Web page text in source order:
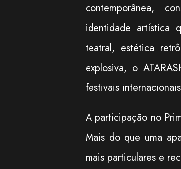
contemporânea,
identidade artística
teatral, estética
explosiva, o
festivais
A participação no
Mais do que uma
mais particulares e